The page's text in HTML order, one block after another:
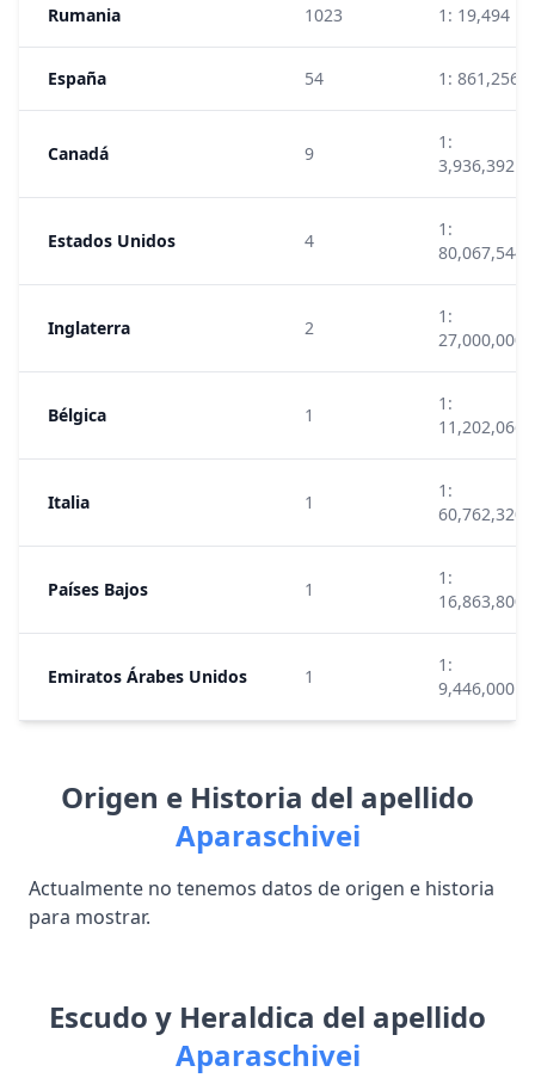
Rumania 1023 1: 19,494
España 54 1: 861,256
Canadá 9
1:
3,936,392
Estados Unidos 4
1:
80,067,544
Inglaterra 2
1:
27,000,000
Bélgica 1
1:
11,202,066
Italia 1
1:
60,762,320
Países Bajos 1
1:
16,863,800
Emiratos Árabes Unidos 1
1:
9,446,000
Origen e Historia del apellido
Aparaschivei
Actualmente no tenemos datos de origen e historia
para mostrar.
Escudo y Heraldica del apellido
Aparaschivei